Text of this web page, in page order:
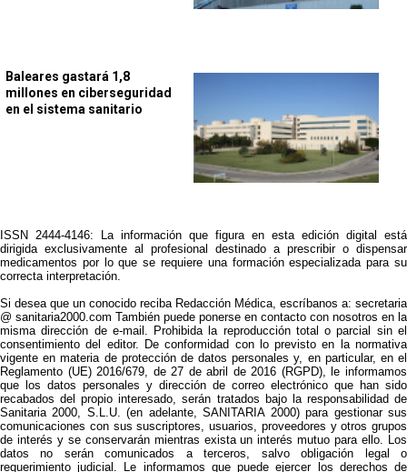
Baleares gastará 1,8
millones en ciberseguridad
en el sistema sanitario
ISSN 2444-4146: La información que figura en esta edición digital está
dirigida exclusivamente al profesional destinado a prescribir o dispensar
medicamentos por lo que se requiere una formación especializada para su
correcta interpretación.
Si desea que un conocido reciba Redacción Médica, escríbanos a: secretaria
@ sanitaria2000.com También puede ponerse en contacto con nosotros en la
misma dirección de e-mail. Prohibida la reproducción total o parcial sin el
consentimiento del editor. De conformidad con lo previsto en la normativa
vigente en materia de protección de datos personales y, en particular, en el
Reglamento (UE) 2016/679, de 27 de abril de 2016 (RGPD), le informamos
que los datos personales y dirección de correo electrónico que han sido
recabados del propio interesado, serán tratados bajo la responsabilidad de
Sanitaria 2000, S.L.U. (en adelante, SANITARIA 2000) para gestionar sus
comunicaciones con sus suscriptores, usuarios, proveedores y otros grupos
de interés y se conservarán mientras exista un interés mutuo para ello. Los
datos no serán comunicados a terceros, salvo obligación legal o
requerimiento judicial. Le informamos que puede ejercer los derechos de